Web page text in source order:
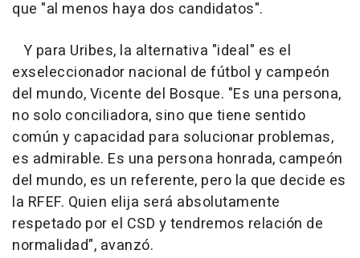
que "al menos haya dos candidatos".
Y para Uribes, la alternativa "ideal" es el
exseleccionador nacional de fútbol y campeón
del mundo, Vicente del Bosque. "Es una persona,
no solo conciliadora, sino que tiene sentido
común y capacidad para solucionar problemas,
es admirable. Es una persona honrada, campeón
del mundo, es un referente, pero la que decide es
la RFEF. Quien elija será absolutamente
respetado por el CSD y tendremos relación de
normalidad", avanzó.